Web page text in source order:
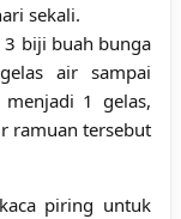
sekali.
3 biji buah bunga
air sampai
1 gelas,
ramuan tersebut
piring untuk